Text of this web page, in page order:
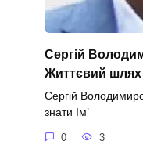
Сергій
Життєвий шлях
Сергій
знати Ім’
0 3